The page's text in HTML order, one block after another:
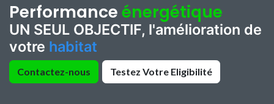
Performanceénergétique
UN SEUL OBJECTIF, l'amélioration de
votre habitat
Contactez-nous Testez Votre Eligibilité